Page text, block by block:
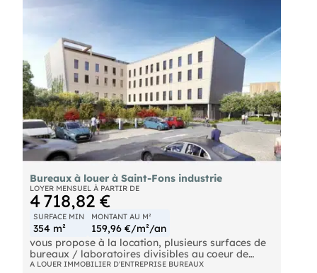
Bureaux à louer à Saint-Fons industrie
LOYER MENSUEL À PARTIR DE
4 718,82 €
SURFACE MIN
354 m²
MONTANT AU M²
159,96 €/m²/an
vous propose à la location, plusieurs surfaces de
bureaux / laboratoires divisibles au coeur de
Saint Fons industrie. Situé au sein d'un parc
A LOUER IMMOBILIER D'ENTREPRISE BUREAUX